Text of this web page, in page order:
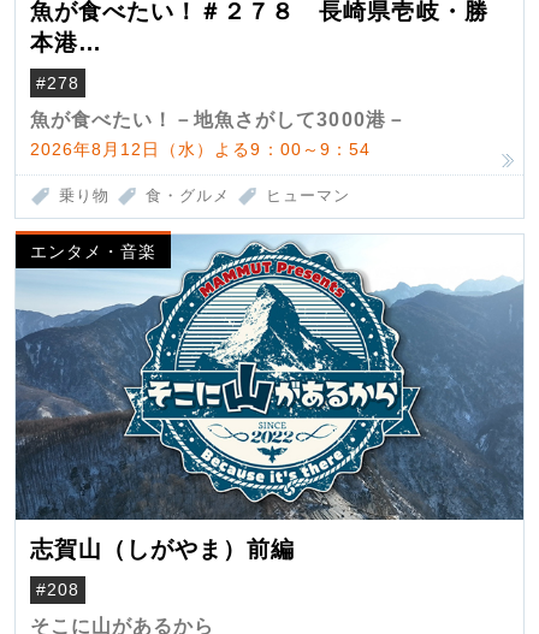
魚が食べたい！＃２７８ 長崎県壱岐・勝
本港
（クロマグロ）
#278
魚が食べたい！－地魚さがして3000港－
2026年8月12日（水）よる9：00～9：54
乗り物 食・グルメ ヒューマン
エンタメ・音楽
志賀山（しがやま）前編
#208
そこに山があるから